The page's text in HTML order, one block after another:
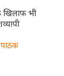
खिलाफ भी